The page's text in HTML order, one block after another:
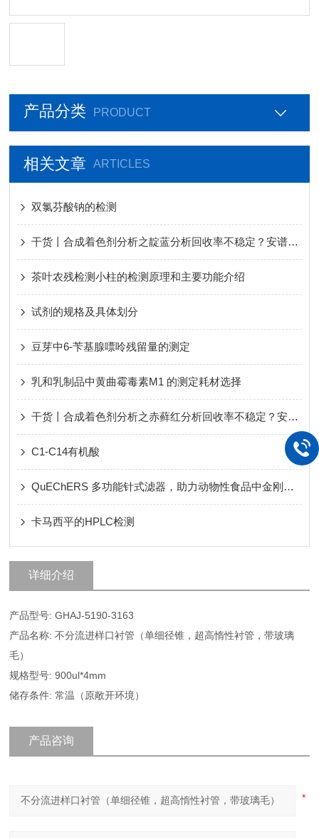
产品分类 PRODUCT
相关文章 ARTICLES
双氯芬酸钠的检测
干货丨合成着色剂分析之靛蓝分析回收率不稳定？安谱实验带你揭秘真相！
茶叶农残检测小柱的检测原理和主要功能介绍
试剂的规格及具体划分
豆芽中6-苄基腺嘌呤残留量的测定
乳和乳制品中黄曲霉毒素M1 的测定耗材选择
干货丨合成着色剂分析之赤藓红分析回收率不稳定？安谱实验带你揭秘真相！
C1-C14有机酸
QuEChERS 多功能针式滤器，助力动物性食品中金刚烷胺残留量的测定
卡马西平的HPLC检测
详细介绍
产品型号: GHAJ-5190-3163
产品名称: 不分流进样口衬管（单细径锥，超高惰性衬管，带玻璃
毛）
规格型号: 900ul*4mm
储存条件: 常温（原敞开环境）
产品咨询